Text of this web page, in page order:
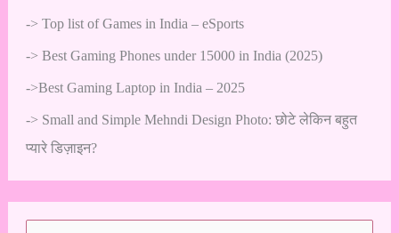
-> Top list of Games in India – eSports
-> Best Gaming Phones under 15000 in India (2025)
->Best Gaming Laptop in India – 2025
-> Small and Simple Mehndi Design Photo: छोटे लेकिन बहुत
प्यारे डिज़ाइन?